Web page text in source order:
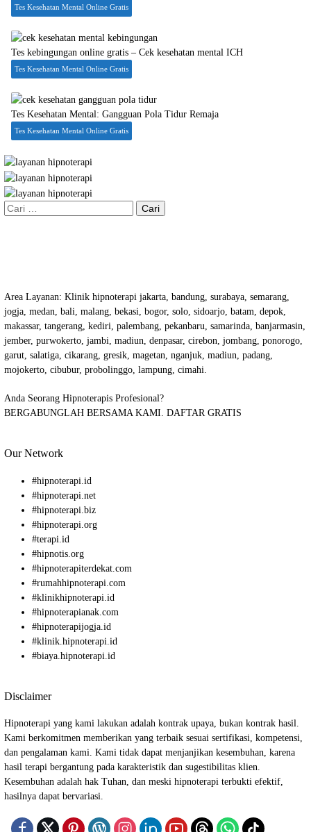
Tes Kesehatan Mental Online Gratis
Tes kebingungan online gratis – Cek kesehatan mental ICH
Tes Kesehatan Mental Online Gratis
Tes Kesehatan Mental: Gangguan Pola Tidur Remaja
Tes Kesehatan Mental Online Gratis
Cari
Area Layanan: Klinik hipnoterapi jakarta, bandung, surabaya, semarang,
jogja, medan, bali, malang, bekasi, bogor, solo, sidoarjo, batam, depok,
makassar, tangerang, kediri, palembang, pekanbaru, samarinda, banjarmasin,
jember, purwokerto, jambi, madiun, denpasar, cirebon, jombang, ponorogo,
garut, salatiga, cikarang, gresik, magetan, nganjuk, madiun, padang,
mojokerto, cibubur, probolinggo, lampung, cimahi.
Anda Seorang Hipnoterapis Profesional?
BERGABUNGLAH BERSAMA KAMI. DAFTAR GRATIS
Our Network
#hipnoterapi.id
#hipnoterapi.net
#hipnoterapi.biz
#hipnoterapi.org
#terapi.id
#hipnotis.org
#hipnoterapiterdekat.com
#rumahhipnoterapi.com
#klinikhipnoterapi.id
#hipnoterapianak.com
#hipnoterapijogja.id
#klinik.hipnoterapi.id
#biaya.hipnoterapi.id
Disclaimer
Hipnoterapi yang kami lakukan adalah kontrak upaya, bukan kontrak hasil.
Kami berkomitmen memberikan yang terbaik sesuai sertifikasi, kompetensi,
dan pengalaman kami. Kami tidak dapat menjanjikan kesembuhan, karena
hasil terapi bergantung pada karakteristik dan sugestibilitas klien.
Kesembuhan adalah hak Tuhan, dan meski hipnoterapi terbukti efektif,
hasilnya dapat bervariasi.